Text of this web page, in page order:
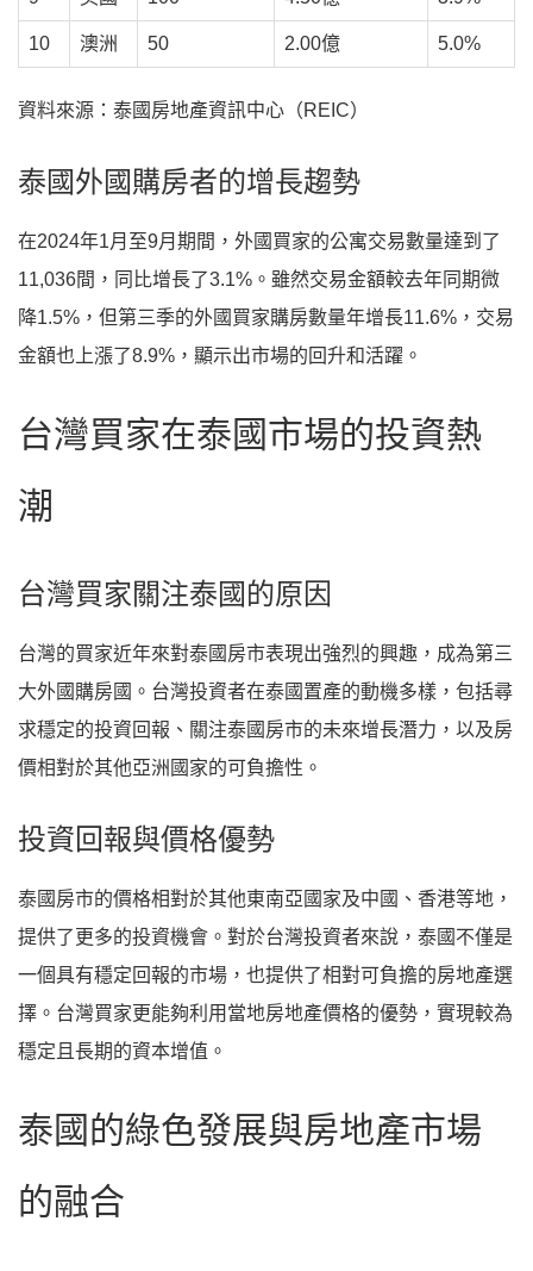
10 澳洲 50 2.00億 5.0%
資料來源：泰國房地產資訊中心（REIC）
泰國外國購房者的增長趨勢
在2024年1月至9月期間，外國買家的公寓交易數量達到了
11,036間，同比增長了3.1%。雖然交易金額較去年同期微
降1.5%，但第三季的外國買家購房數量年增長11.6%，交易
金額也上漲了8.9%，顯示出市場的回升和活躍。
台灣買家在泰國市場的投資熱
潮
台灣買家關注泰國的原因
台灣的買家近年來對泰國房市表現出強烈的興趣，成為第三
大外國購房國。台灣投資者在泰國置產的動機多樣，包括尋
求穩定的投資回報、關注泰國房市的未來增長潛力，以及房
價相對於其他亞洲國家的可負擔性。
投資回報與價格優勢
泰國房市的價格相對於其他東南亞國家及中國、香港等地，
提供了更多的投資機會。對於台灣投資者來說，泰國不僅是
一個具有穩定回報的市場，也提供了相對可負擔的房地產選
擇。台灣買家更能夠利用當地房地產價格的優勢，實現較為
穩定且長期的資本增值。
泰國的綠色發展與房地產市場
的融合